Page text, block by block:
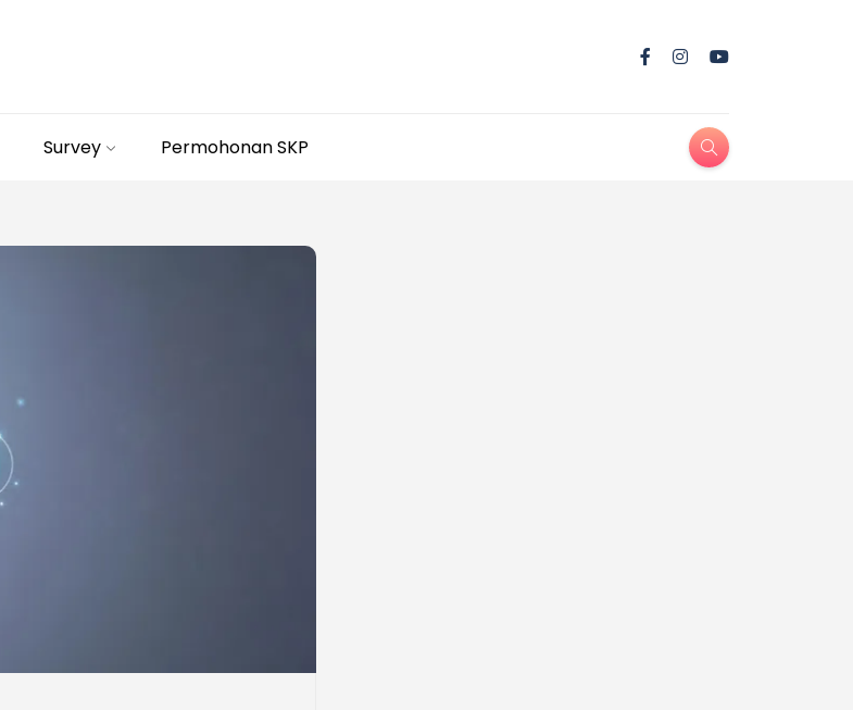
Survey Permohonan SKP